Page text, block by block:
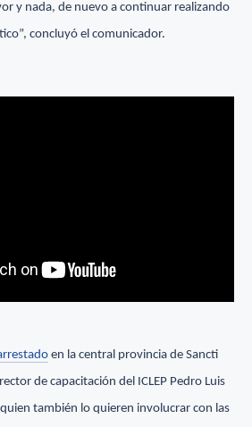
y nada, de nuevo a continuar realizando
concluyó el comunicador.
en la central provincia de Sancti
de capacitación del ICLEP Pedro Luis
también lo quieren involucrar con las